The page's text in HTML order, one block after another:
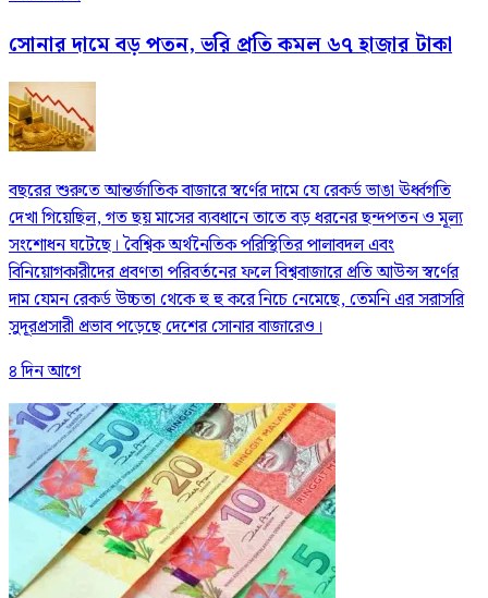
সোনার দামে বড় পতন, ভরি প্রতি কমল ৬৭ হাজার টাকা
বছরের শুরুতে আন্তর্জাতিক বাজারে স্বর্ণের দামে যে রেকর্ড ভাঙা ঊর্ধ্বগতি
দেখা গিয়েছিল, গত ছয় মাসের ব্যবধানে তাতে বড় ধরনের ছন্দপতন ও মূল্য
সংশোধন ঘটেছে। বৈশ্বিক অর্থনৈতিক পরিস্থিতির পালাবদল এবং
বিনিয়োগকারীদের প্রবণতা পরিবর্তনের ফলে বিশ্ববাজারে প্রতি আউন্স স্বর্ণের
দাম যেমন রেকর্ড উচ্চতা থেকে হু হু করে নিচে নেমেছে, তেমনি এর সরাসরি
সুদূরপ্রসারী প্রভাব পড়েছে দেশের সোনার বাজারেও।
৪ দিন আগে